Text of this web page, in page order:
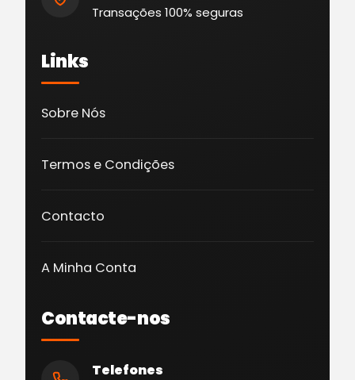
Transações 100% seguras
Links
Sobre Nós
Termos e Condições
Contacto
A Minha Conta
Contacte-nos
Telefones